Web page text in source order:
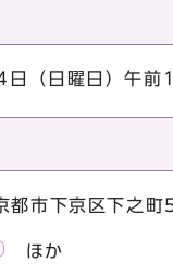
（日曜日）午前
都市下京区下之
ほか